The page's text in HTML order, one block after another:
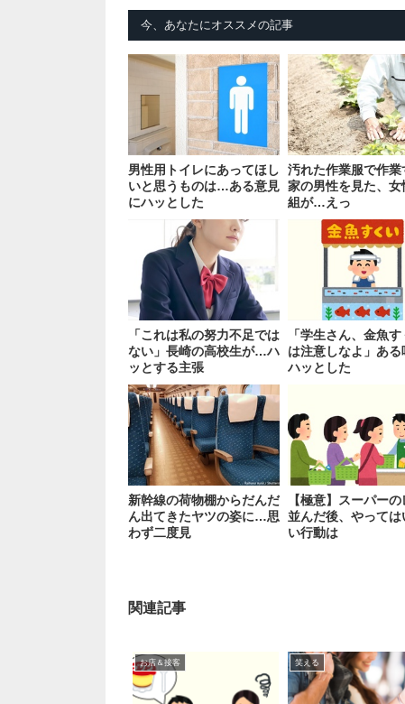
今、あなたにオススメの記事
男性用トイレにあってほし
いと思うものは…ある意見
にハッとした
汚れた作業服で作業
家の男性を見た、女
組が…えっ
「これは私の努力不足では
ない」長崎の高校生が…ハ
ッとする主張
「学生さん、金魚
は注意しなよ」ある
ハッとした
新幹線の荷物棚からだんだ
ん出てきたヤツの姿に…思
わず二度見
【極意】スーパー
並んだ後、やっては
い行動は
関連記事
お店＆接客 笑える